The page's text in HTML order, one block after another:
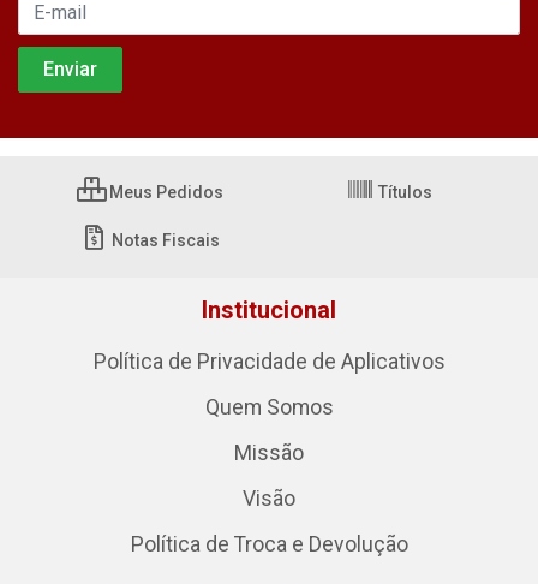
Meus Pedidos Títulos
Notas Fiscais
Institucional
Política de Privacidade de Aplicativos
Quem Somos
Missão
Visão
Política de Troca e Devolução